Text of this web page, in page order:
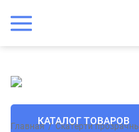
КАТАЛОГ ТОВАРОВ
Главная / Скатерти